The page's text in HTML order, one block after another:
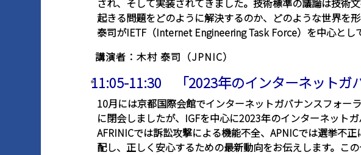
され、そして実装されてきました。技術標準の議論は技術
起きる問題をどのように解決するのか、どのような世界を
泰司がIETF（Internet Engineering Task Force）を中心と
講演者：木村 泰司（JPNIC）
11:05-11:30 「2023年のインターネットガ
10月には京都国際会館でインターネットガバナンスフォー
に閉会しましたが、IGFを中心に2023年のインターネット
AFRINICでは訴訟攻撃による機能不全、APNICでは選挙不
配し、正しく安心するための最新動向をお伝えします。こ